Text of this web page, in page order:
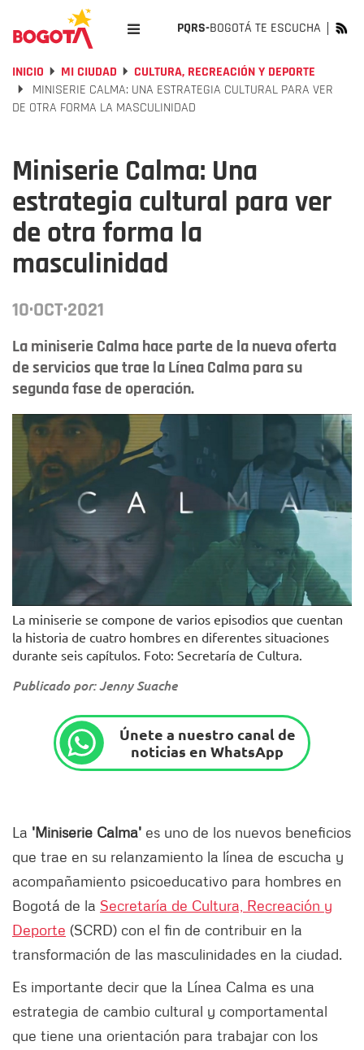
PQRS-BOGOTÁ TE ESCUCHA
INICIO MI CIUDAD
CULTURA, RECREACIÓN Y DEPORTE
MINISERIE CALMA: UNA ESTRATEGIA CULTURAL PARA VER
DE OTRA FORMA LA MASCULINIDAD
Miniserie Calma: Una
estrategia cultural para ver
de otra forma la
masculinidad
10·OCT·2021
La miniserie Calma hace parte de la nueva oferta
de servicios que trae la Línea Calma para su
segunda fase de operación.
La miniserie se compone de varios episodios que cuentan
la historia de cuatro hombres en diferentes situaciones
durante seis capítulos. Foto: Secretaría de Cultura.
Publicado por: Jenny Suache
Únete a nuestro canal de
noticias en WhatsApp
La 'Miniserie Calma' es uno de los nuevos beneficios
que trae en su relanzamiento la línea de escucha y
acompañamiento psicoeducativo para hombres en
Bogotá de la Secretaría de Cultura, Recreación y
Deporte (SCRD) con el fin de contribuir en la
transformación de las masculinidades en la ciudad.
Es importante decir que la Línea Calma es una
estrategia de cambio cultural y comportamental
que tiene una orientación para trabajar con los